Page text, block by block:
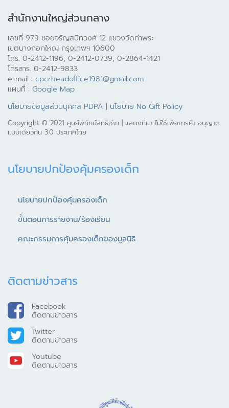
สำนักงานใหญ่ส่วนกลาง
เลขที่ 979 ซอยจรัญสนิทวงศ์ 12 แขวงวัดท่าพระ
เขตบางกอกใหญ่ กรุงเทพฯ 10600
โทร. 0-2412-1196, 0-2412-0739, 0-2864-1421
โทรสาร. 0-2412-9833
e-mail : cpcrheadoffice1981@gmail.com
แผนที่ : Google Map
นโยบายข้อมูลส่วนบุคคล PDPA | นโยบาย No Gift Policy
Copyright © 2021 ศูนย์พิทักษ์สิทธิเด็ก | แสดงที่มา-ไม่ใช้เพื่อการค้า-อนุญาต
แบบเดียวกัน 3.0 ประเทศไทย
นโยบายปกป้องคุ้มครองเด็ก
นโยบายปกป้องคุ้มครองเด็ก
ขั้นตอนการรายงาน/ร้องเรียน
คณะกรรมการคุ้มครองเด็กของมูลนิธิ
ติดตามข่าวสาร
Facebook
ติดตามข่าวสาร
Twitter
ติดตามข่าวสาร
Youtube
ติดตามข่าวสาร